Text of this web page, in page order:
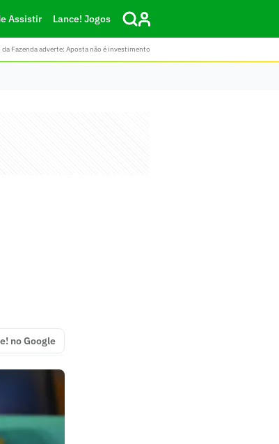
Assistir Lance! Jogos
Fazenda adverte: Aposta não é investimento
no Google